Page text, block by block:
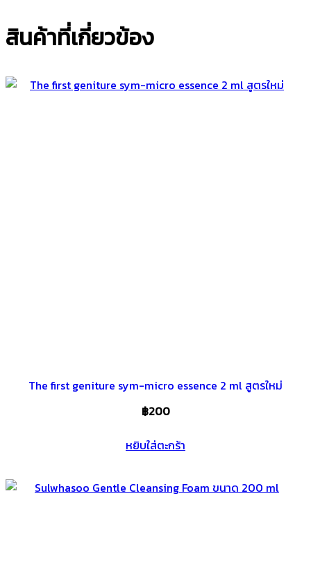
สินค้าที่เกี่ยวข้อง
The first geniture sym-micro essence 2 ml สูตรใหม่
฿200
หยิบใส่ตะกร้า